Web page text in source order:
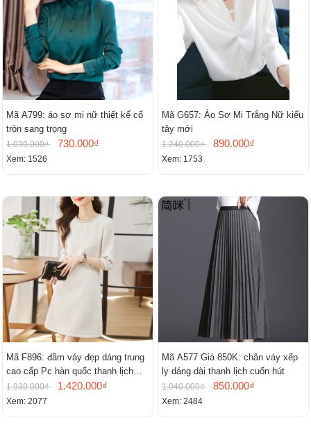
Mã A799: áo sơ mi nữ thiết kế cổ
tròn sang trọng
1.030.000₫ 730.000₫
Xem: 1526
Mã G657: Áo Sơ Mi Trắng Nữ kiểu
tây mới
1.240.000₫ 890.000₫
Xem: 1753
Mã F896: đầm váy đẹp dáng trung
cao cấp Pc hàn quốc thanh lịch
mới
1.930.000₫ 1.420.000₫
Xem: 2077
Mã A577 Giá 850K: chân váy xếp
ly dáng dài thanh lịch cuốn hút
1.040.000₫ 850.000₫
Xem: 2484